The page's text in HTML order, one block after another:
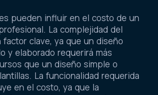
pueden influir en el costo de un
La complejidad del
clave, ya que un diseño
y elaborado requerirá más
que un diseño simple o
La funcionalidad requerida
en el costo, ya que la